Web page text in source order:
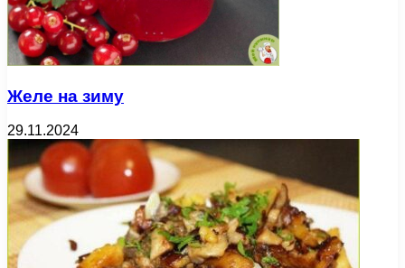
Желе на зиму
29.11.2024